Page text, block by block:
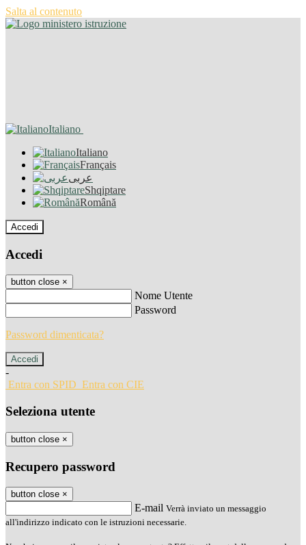
Salta al contenuto
Italiano
Italiano
Français
عربى
Shqiptare
Română
Accedi
Accedi
button close ×
Nome Utente
Password
Password dimenticata?
-
Entra con SPID Entra con CIE
Seleziona utente
button close ×
Recupero password
button close ×
E-mail Verrà inviato un messaggio
all'indirizzo indicato con le istruzioni necessarie.